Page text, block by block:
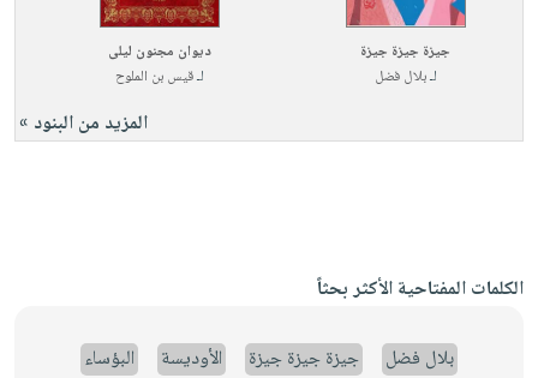
جيزة جيزة جيزة
لـبلال فضل
ديوان مجنون ليلى
لـقيس بن الملوح
المزيد من البنود »
الكلمات المفتاحية الأكثر بحثاً
بلال فضل جيزة جيزة جيزة الأوديسة
البؤساء